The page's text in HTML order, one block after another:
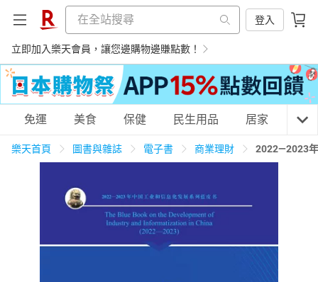
登入
立即加入樂天會員，讓您邊購物邊賺點數！
購物網分類
居家生活 3C家電 運動休閒 親子玩具
免運 美食 保健 民生用品 居家 3C
樂天首頁 圖書與雜誌 電子書 商業理財 2022—2023